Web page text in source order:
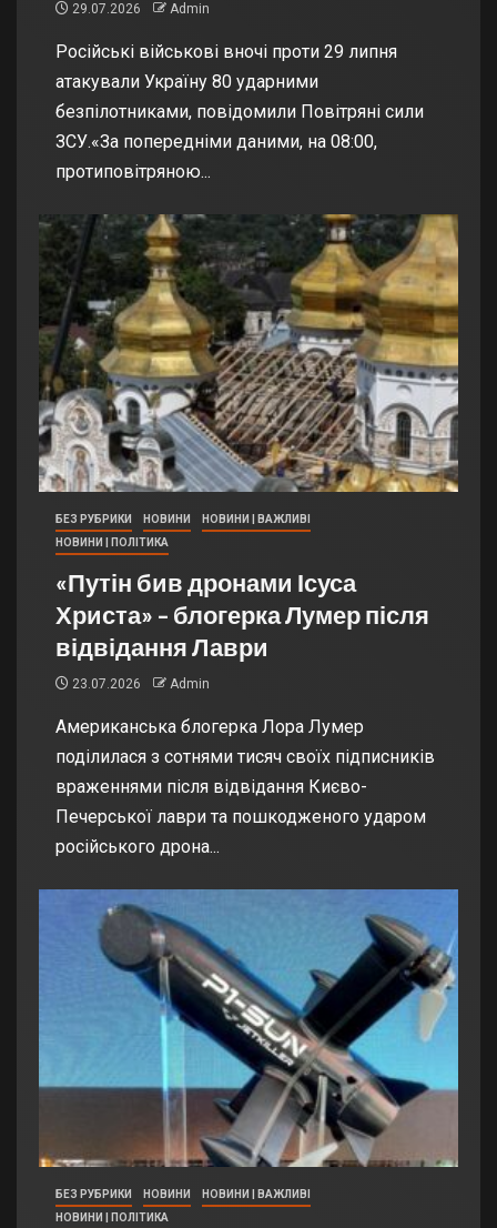
29.07.2026 Admin
Російські військові вночі проти 29 липня
атакували Україну 80 ударними
безпілотниками, повідомили Повітряні сили
ЗСУ.«За попередніми даними, на 08:00,
протиповітряною...
БЕЗ РУБРИКИ НОВИНИ
НОВИНИ | ВАЖЛИВІ
НОВИНИ | ПОЛІТИКА
«Путін бив дронами Ісуса
Христа» – блогерка Лумер після
відвідання Лаври
23.07.2026 Admin
Американська блогерка Лора Лумер
поділилася з сотнями тисяч своїх підписників
враженнями після відвідання Києво-
Печерської лаври та пошкодженого ударом
російського дрона...
БЕЗ РУБРИКИ НОВИНИ
НОВИНИ | ВАЖЛИВІ
НОВИНИ | ПОЛІТИКА